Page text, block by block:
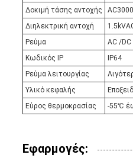
Δοκιμή τάσης αντοχής
Διηλεκτρική αντοχή
Ρεύμα
AC /DC
Κωδικός IP
IP64
Ρεύμα λειτουργίας
Υλικό κεφαλής
Εύρος θερμοκρασίας
-55℃
Εφαρμογές: